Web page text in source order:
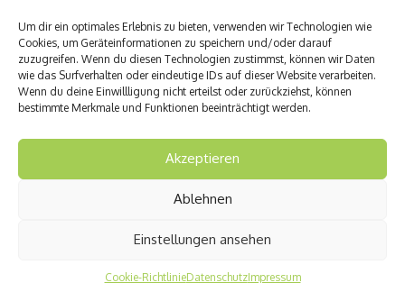
Um dir ein optimales Erlebnis zu bieten, verwenden wir Technologien wie
Cookies, um Geräteinformationen zu speichern und/oder darauf
zuzugreifen. Wenn du diesen Technologien zustimmst, können wir Daten
wie das Surfverhalten oder eindeutige IDs auf dieser Website verarbeiten.
Wenn du deine Einwillligung nicht erteilst oder zurückziehst, können
bestimmte Merkmale und Funktionen beeinträchtigt werden.
Akzeptieren
Ablehnen
Einstellungen ansehen
Cookie-RichtlinieDatenschutzImpressum
Entzündung der Nebenhöhlen: Symptome
und verschiedene Formen
Stuhlgang – wie oft ist eigentlich normal?